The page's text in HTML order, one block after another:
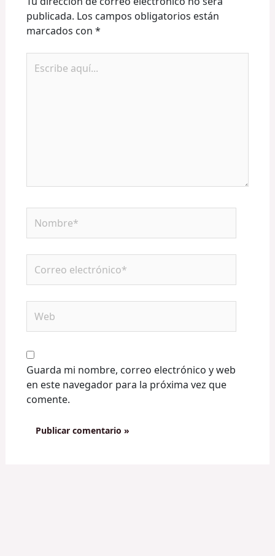
publicada. Los campos obligatorios están
marcados con *
aquí...
electrónico*
Guarda mi nombre, correo electrónico y web
en este navegador para la próxima vez que
comente.